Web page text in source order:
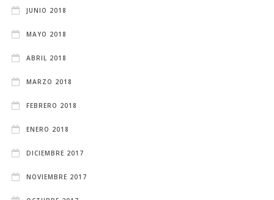
JUNIO 2018
MAYO 2018
ABRIL 2018
MARZO 2018
FEBRERO 2018
ENERO 2018
DICIEMBRE 2017
NOVIEMBRE 2017